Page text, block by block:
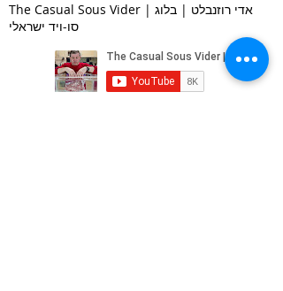
The Casual Sous Vider | אדי רוזנבלט | בלוג
סו-ויד ישראלי